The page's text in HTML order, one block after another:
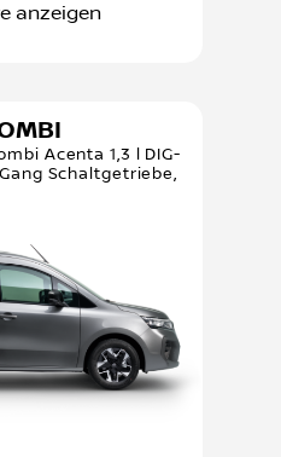
anzeigen
Acenta 1,3 l DIG-
Schaltgetriebe,